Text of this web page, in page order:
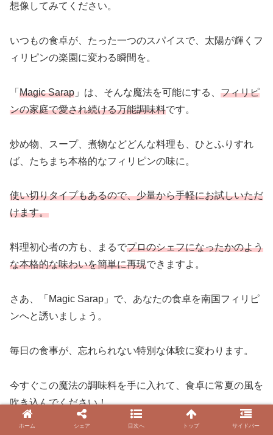
想像してみてください。
いつもの食卓が、たった一つのスパイスで、太陽が輝くフ
ィリピンの楽園に変わる瞬間を。
「 Magic Sarap 」は、そんな魔法を可能にする、 フィリピ
ンの家庭で愛され続ける万能調味料です。
炒め物、スープ、煮物などどんな料理も、ひとふりすれ
ば、たちまち本格的なフィリピンの味に。
使い切りタイプもあるので、少量から手軽にお試しいただ
けます。
料理初心者の方も、まるでプロのシェフになったかのよう
な本格的な味わいを簡単に再現できますよ。
さあ、「Magic Sarap」で、あなたの食卓を南国フィリピ
ンへと誘いましょう。
毎日の食事が、忘れられない特別な体験に変わります。
今すぐこの魔法の調味料を手に入れて、食卓に常夏の風を
吹き込んでください！
ホーム シェア 目次へ トップ サイドバー